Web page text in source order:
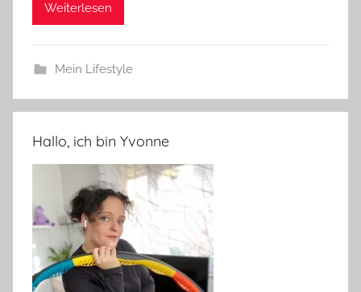
Weiterlesen
Mein Lifestyle
Hallo, ich bin Yvonne